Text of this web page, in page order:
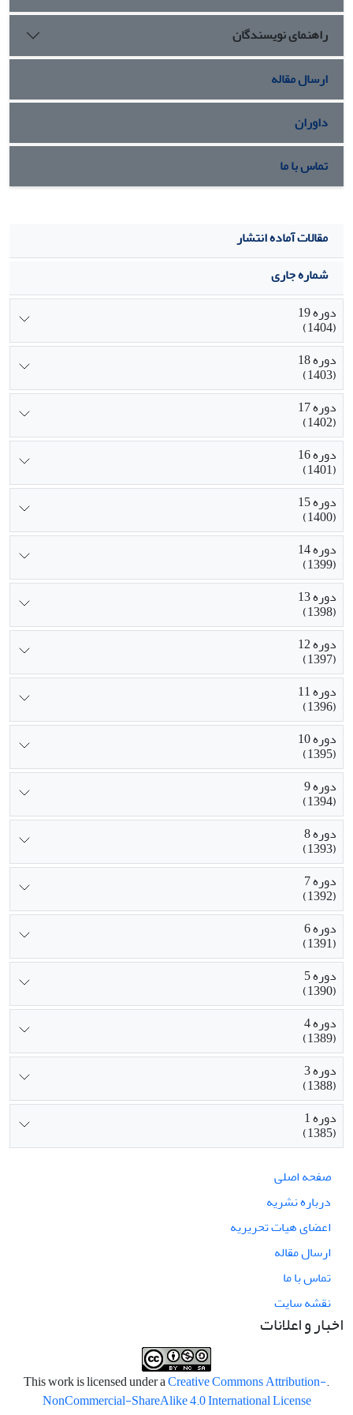
به‌عنوان یک انسان اجتماعی تجربۀ منحصربه‌فرد خود را دارد که
بر گزینه‌ها و استراتژی‌هایش در رفع موانع خوشبختی تأثیر
می‌گذارد.
راهنمای نویسندگان
ارسال مقاله
داوران
تماس با ما
مقالات آماده انتشار
شماره جاری
دوره 19
(1404)
دوره 18
(1403)
دوره 17
(1402)
دوره 16
(1401)
دوره 15
(1400)
دوره 14
(1399)
دوره 13
(1398)
دوره 12
(1397)
دوره 11
(1396)
دوره 10
(1395)
دوره 9
(1394)
دوره 8
(1393)
دوره 7
(1392)
دوره 6
(1391)
دوره 5
(1390)
دوره 4
(1389)
دوره 3
(1388)
دوره 1
(1385)
صفحه اصلی
درباره نشریه
اعضای هیات تحریریه
ارسال مقاله
تماس با ما
نقشه سایت
اخبار و اعلانات
.This work is licensed under a
Creative Commons Attribution-
NonCommercial-ShareAlike 4.0 International License